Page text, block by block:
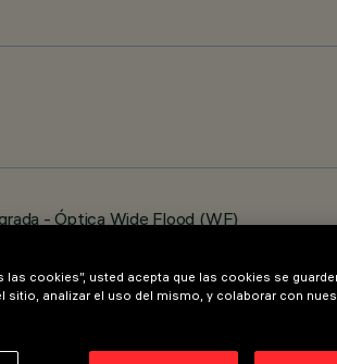
- Óptica Wide Flood (WF)
las cookies”, usted acepta que las cookies se
sitio, analizar el uso del mismo, y colaborar con